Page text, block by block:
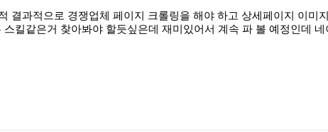
과적으로 경쟁업체 페이지 크롤링을 해야 하고 상세페이지 이미
킬같은거 찾아봐야 할듯싶은데 재미있어서 계속 파 볼 예정인데 네